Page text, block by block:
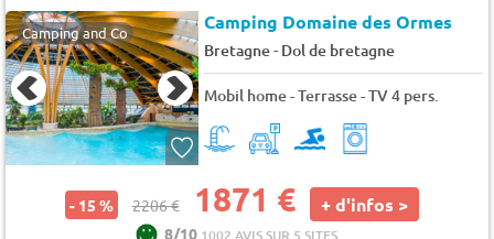
Camping and Co Camping Domaine des Ormes
Bretagne- Dol de bretagne
Mobil home - Terrasse - TV 4 pers.
- 15 % 2206 € 1871 € + d'infos >
8/10 1002 AVIS SUR 5 SITES